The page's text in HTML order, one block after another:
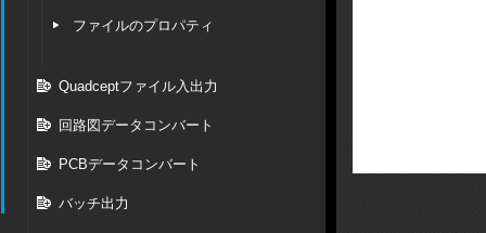
ファイルのプロパティ
Quadceptファイル入出力
回路図データコンバート
PCBデータコンバート
バッチ出力